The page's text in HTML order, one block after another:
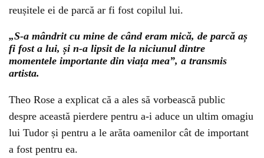
reușitele ei de parcă ar fi fost copilul lui.
„S-a mândrit cu mine de când eram mică, de parcă aș
fi fost a lui, și n-a lipsit de la niciunul dintre
momentele importante din viața mea”, a transmis
artista.
Theo Rose a explicat că a ales să vorbească public
despre această pierdere pentru a-i aduce un ultim omagiu
lui Tudor și pentru a le arăta oamenilor cât de important
a fost pentru ea.